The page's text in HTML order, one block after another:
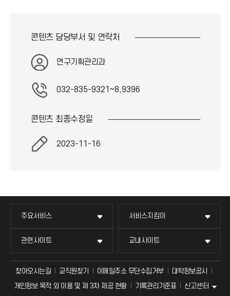
콘텐츠 담당부서 및 연락처
연구기획관리과
032-835-9321~8,9396
콘텐츠 최종수정일
2023-11-16
주요서비스 서비스지킴이
관련사이트 교내사이트
찾아오시는길 교직원찾기 이메일주소 무단수집거부
대학정보공시
개인정보 목적 외 이용 및 제 3차 제공 현황
기록관리기준표 신고센터